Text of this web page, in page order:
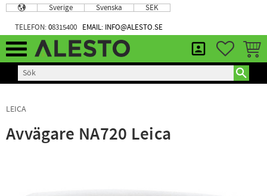
Meny
Sverige Svenska SEK
TELEFON:08315400 EMAIL: INFO@ALESTO.SE
LEICA
Avvägare NA720 Leica